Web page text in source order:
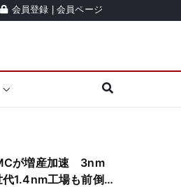
会員登録 会員ページ
が増産加速 3nm
1.4nm工場も前倒